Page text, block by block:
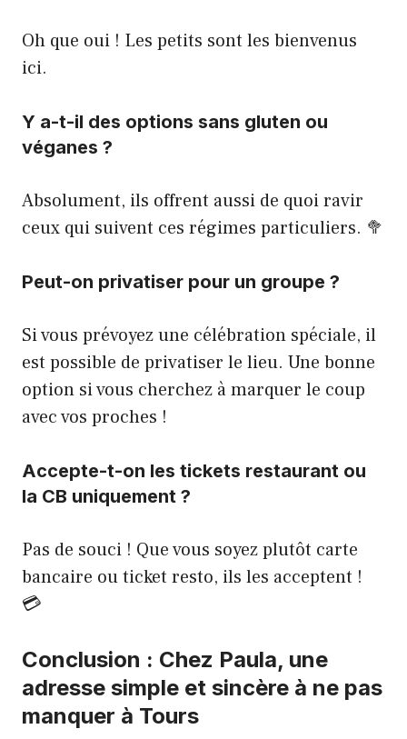
Oh que oui ! Les petits sont les bienvenus
ici.
Y a-t-il des options sans gluten ou
véganes ?
Absolument, ils offrent aussi de quoi ravir
ceux qui suivent ces régimes particuliers. 🥦
Peut-on privatiser pour un groupe ?
Si vous prévoyez une célébration spéciale, il
est possible de privatiser le lieu. Une bonne
option si vous cherchez à marquer le coup
avec vos proches !
Accepte-t-on les tickets restaurant ou
la CB uniquement ?
Pas de souci ! Que vous soyez plutôt carte
bancaire ou ticket resto, ils les acceptent !
💳
Conclusion : Chez Paula, une
adresse simple et sincère à ne pas
manquer à Tours